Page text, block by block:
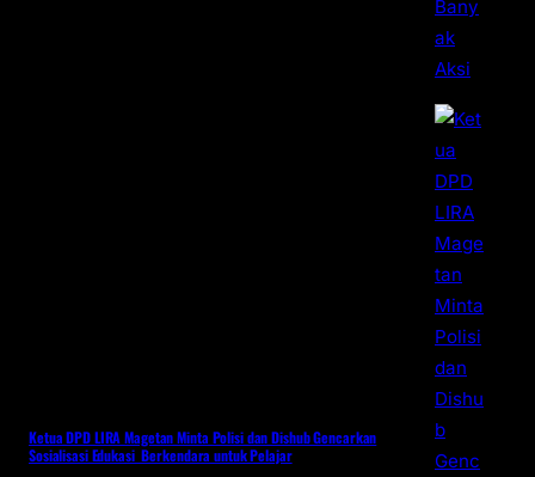
Ketua DPD LIRA Magetan Minta Polisi dan Dishub Gencarkan
Sosialisasi Edukasi Berkendara untuk Pelajar